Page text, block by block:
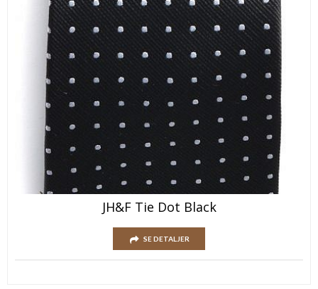
JH&F Tie Dot Black
SE DETALJER